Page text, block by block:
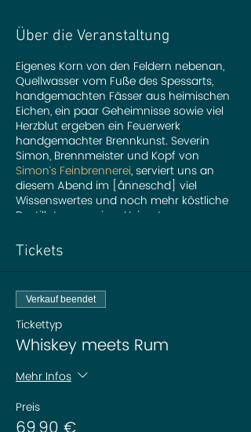
Über die Veranstaltung
Eigenes Korn von den Feldern nebenan,
Quellwasser vom Fuße des Spessarts,
handgemachten Fässer aus heimischen
Eichen, ein paar Geheimnisse sowie viel
Herzblut ergeben ein Feuerwerk
handgemachter Brennkunst. Severin
Simon, Brennmeister und Kopf von
Simon‘s Feinbrennerei, serviert uns an
diesem Abend im [ånneschd] viel
Wissenswertes und noch mehr köstliche
Destillate aus seiner Heimat.
In gemütlicher Atmosphäre reisen wir
durch die Welt hochwertiger Whiskeys
Riechen, schmecken, genießen: Severin
kredenzt drei Whiskeys und drei Rums
aus seiner Manufaktur.
Dazu gibt es natürlcih Wasser und
Fingerfood – und jede Menge gemütliche
Preis pro Person: 59,90 Euro
Tickets
Verkauf beendet
Tickettyp
Whiskey meets Rum
Mehr Infos
Preis